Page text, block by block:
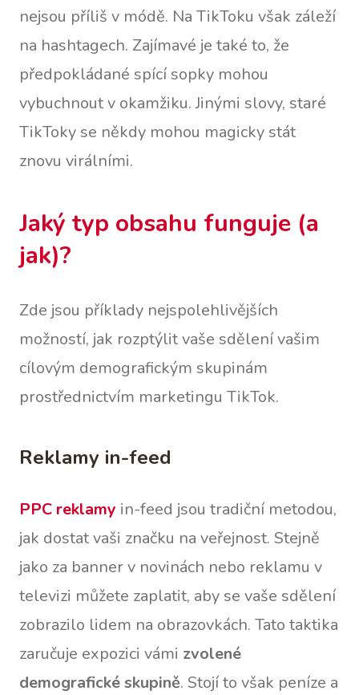
nejsou příliš v módě. Na TikToku však záleží
na hashtagech. Zajímavé je také to, že
předpokládané spící sopky mohou
vybuchnout v okamžiku. Jinými slovy, staré
TikToky se někdy mohou magicky stát
znovu virálními.
Jaký typ obsahu funguje (a
jak)?
Zde jsou příklady nejspolehlivějších
možností, jak rozptýlit vaše sdělení vašim
cílovým demografickým skupinám
prostřednictvím marketingu TikTok.
Reklamy in-feed
PPC reklamy in-feed jsou tradiční metodou,
jak dostat vaši značku na veřejnost. Stejně
jako za banner v novinách nebo reklamu v
televizi můžete zaplatit, aby se vaše sdělení
zobrazilo lidem na obrazovkách. Tato taktika
zaručuje expozici vámi zvolené
demografické skupině. Stojí to však peníze a